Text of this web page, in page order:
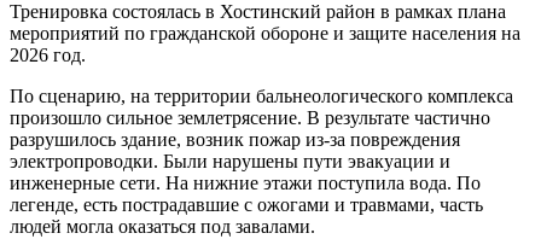
Тренировка состоялась в Хостинский район в рамках плана
мероприятий по гражданской обороне и защите населения на
2026 год.
По сценарию, на территории бальнеологического комплекса
произошло сильное землетрясение. В результате частично
разрушилось здание, возник пожар из-за повреждения
электропроводки. Были нарушены пути эвакуации и
инженерные сети. На нижние этажи поступила вода. По
легенде, есть пострадавшие с ожогами и травмами, часть
людей могла оказаться под завалами.